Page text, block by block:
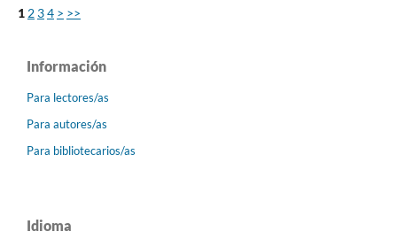
1 2 34 > >>
Información
Para lectores/as
Para autores/as
Para bibliotecarios/as
Idioma